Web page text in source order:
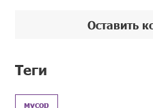
Оставить
Теги
мусор